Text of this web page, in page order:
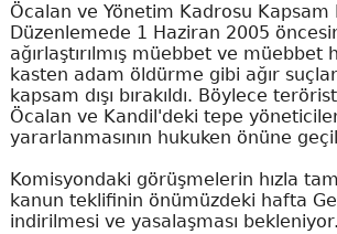
Öcalan ve Yönetim Kadrosu Kapsam
Düzenlemede 1 Haziran 2005
ağırlaştırılmış müebbet ve müebbet
kasten adam öldürme gibi ağır
kapsam dışı bırakıldı. Böylece
Öcalan ve Kandil'deki tepe
yararlanmasının hukuken önüne
Komisyondaki görüşmelerin hızla
kanun teklifinin önümüzdeki hafta
indirilmesi ve yasalaşması bekleniyor.